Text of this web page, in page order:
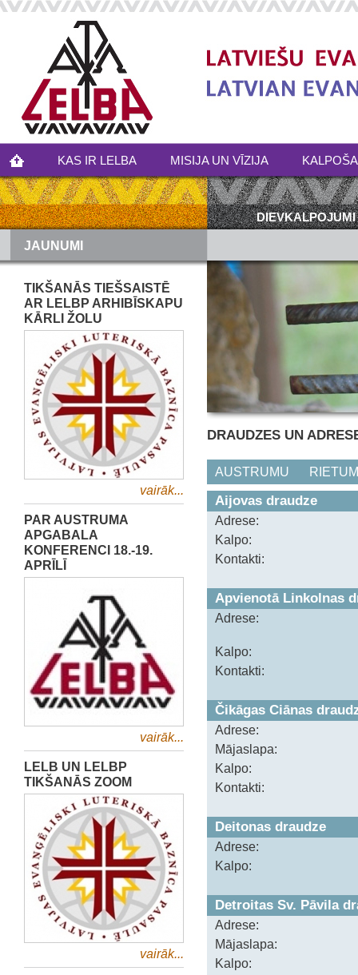
KAS IR LELBA MISIJA UN VĪZIJA
DIEVKALPOJUMI
JAUNUMI
TIKŠANĀS TIEŠSAISTĒ
AR LELBP ARHIBĪSKAPU
KĀRLI ŽOLU
vairāk...
PAR AUSTRUMA
APGABALA
KONFERENCI 18.-19.
APRĪLĪ
vairāk...
LELB UN LELBP
TIKŠANĀS ZOOM
vairāk...
DRAUDZES UN
AUSTRUMU
Aijovas draudze
Adrese:
Kalpo:
Kontakti:
Apvienotā Linkolnas
Adrese:
Kalpo:
Kontakti:
Čikāgas Ciānas
Adrese:
Mājaslapa:
Kalpo:
Kontakti:
Deitonas draudze
Adrese:
Kalpo:
Detroitas Sv. Pāvila
Adrese:
Mājaslapa:
Kalpo: